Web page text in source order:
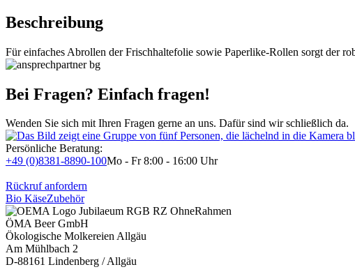
Beschreibung
Für einfaches Abrollen der Frischhaltefolie sowie Paperlike-Rollen sorgt der
Bei Fragen? Einfach fragen!
Wenden Sie sich mit Ihren Fragen gerne an uns. Dafür sind wir schließlich da.
Persönliche Beratung:
+49 (0)8381-8890-100Mo - Fr 8:00 - 16:00 Uhr
Rückruf anfordern
Bio KäseZubehör
ÖMA Beer GmbH
Ökologische Molkereien Allgäu
Am Mühlbach 2
D-88161 Lindenberg / Allgäu